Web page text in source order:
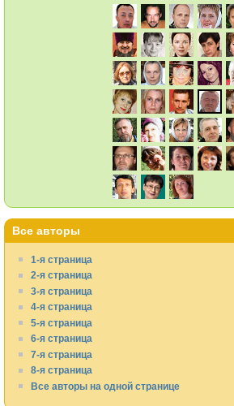
Все авторы
1-я страница
2-я страница
3-я страница
4-я страница
5-я страница
6-я страница
7-я страница
8-я страница
Все авторы на одной странице